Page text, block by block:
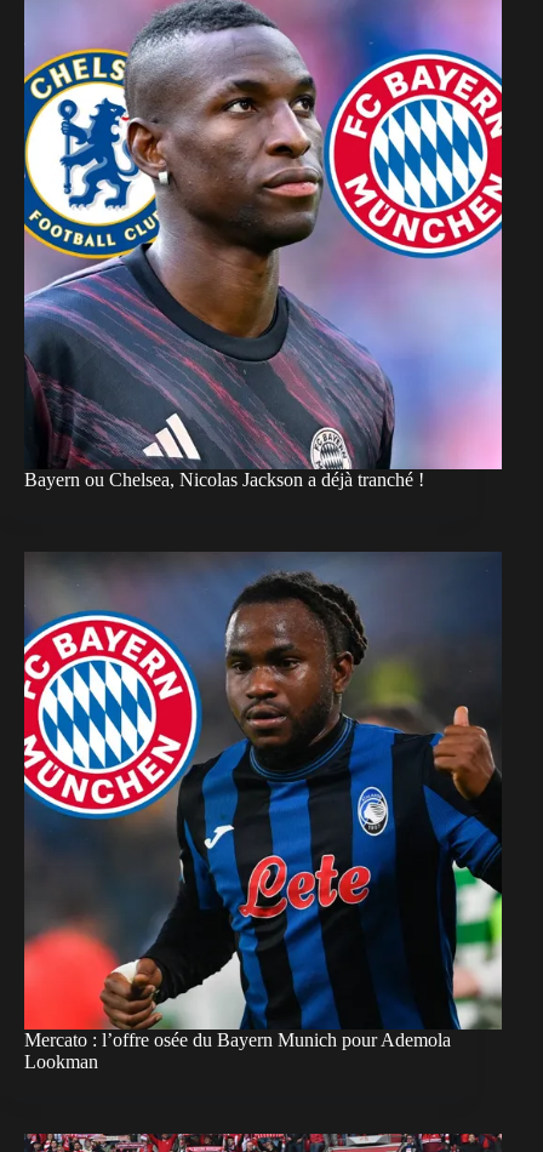
Bayern ou Chelsea, Nicolas Jackson a déjà tranché !
Mercato : l’offre osée du Bayern Munich pour Ademola
Lookman